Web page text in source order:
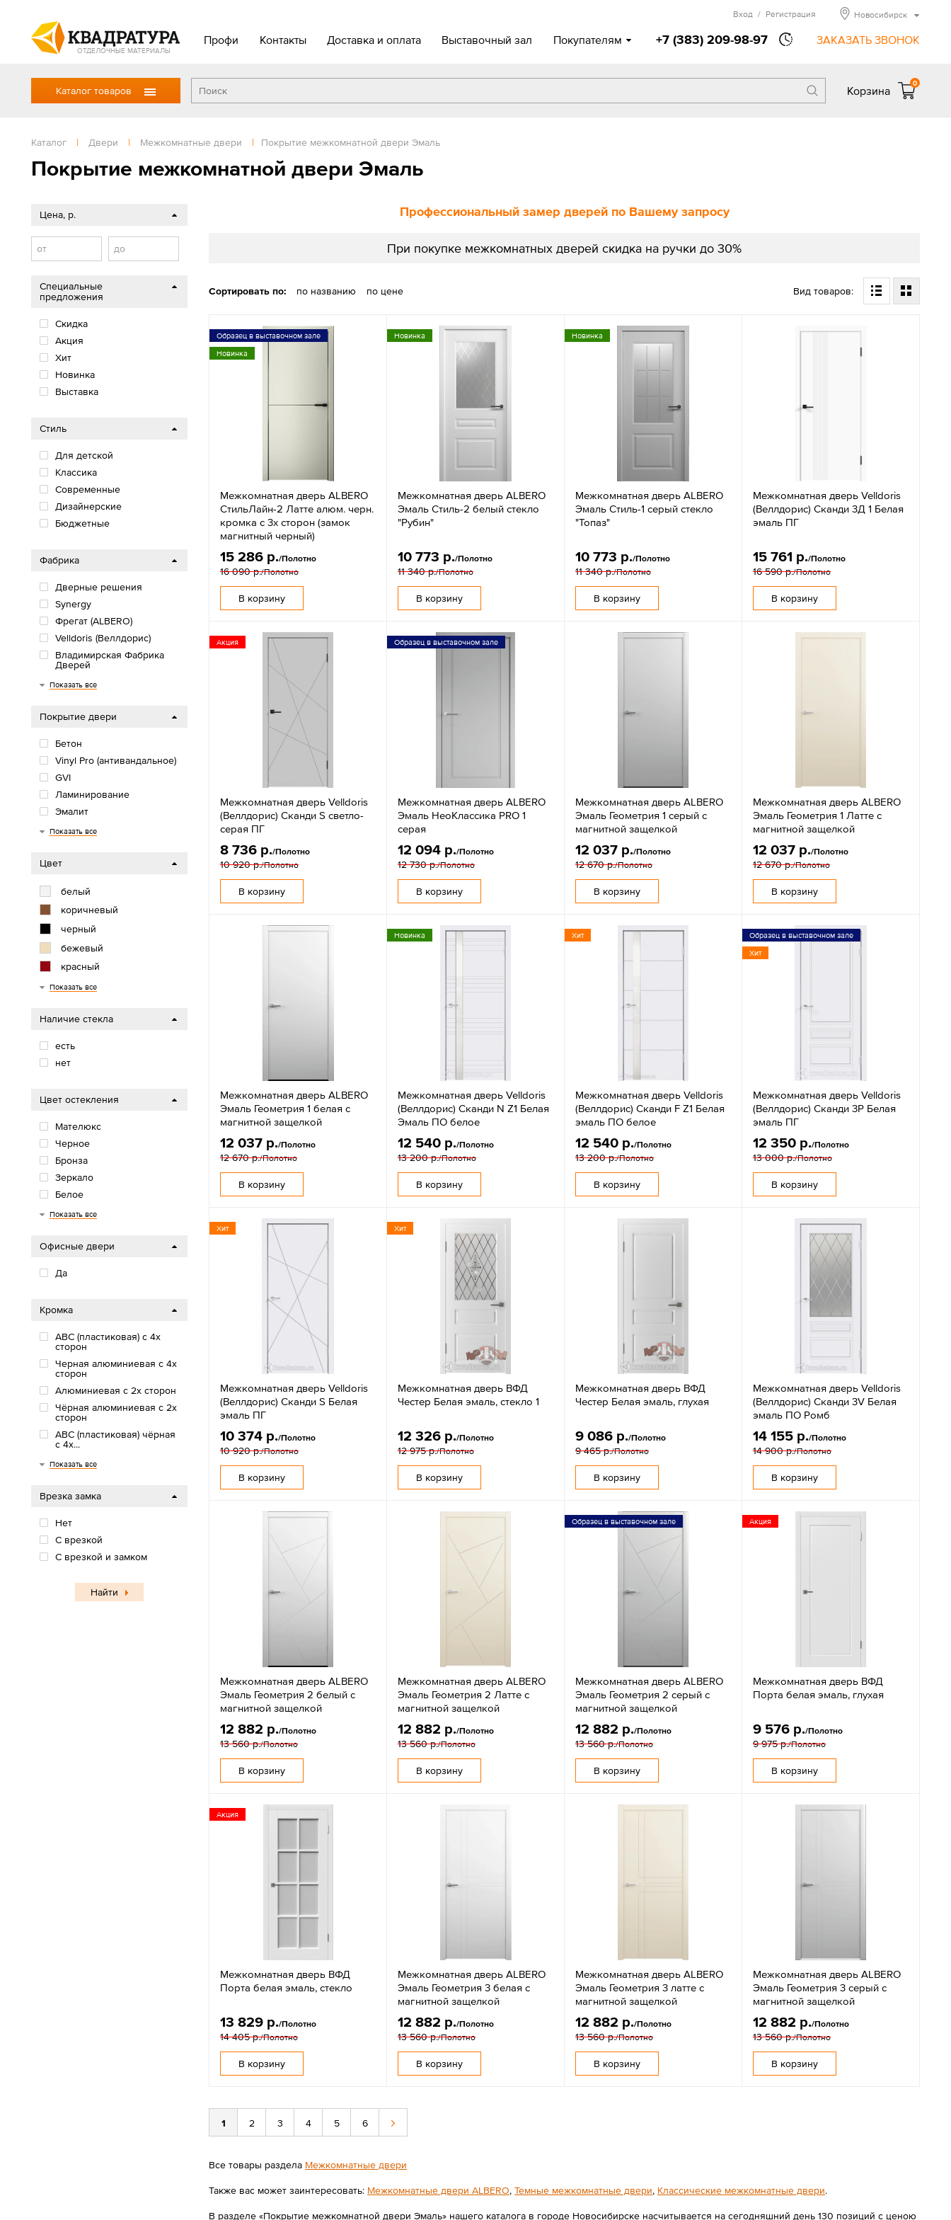
ОТДЕЛОЧНЫЕ МАТЕРИАЛЫ
Профи Контакты Доставка и оплата Выставочный зал Покупателям +7 (383) 209-98-97 ЗАКАЗАТЬ ЗВОНОК
Вход / Регистрация Новосибирск
Каталог товаров Корзина
0
Каталог | Двери | Межкомнатные двери | Покрытие межкомнатной двери Эмаль
Покрытие межкомнатной двери Эмаль
Профессиональный замер дверей по Вашему запросу
При покупке межкомнатных дверей скидка на ручки до 30%
Сортировать по: по названию по цене Вид товаров:
Образец в выставочном зале
Новинка
Межкомнатная дверь ALBERO
СтильЛайн-2 Латте алюм. черн.
кромка с 3х сторон (замок
магнитный черный)
15 286 р./Полотно
16 090 р./Полотно
В корзину
Новинка
Межкомнатная дверь ALBERO
Эмаль Стиль-2 белый стекло
"Рубин"
10 773 р./Полотно
11 340 р./Полотно
В корзину
Новинка
Межкомнатная дверь ALBERO
Эмаль Стиль-1 серый стекло
"Топаз"
10 773 р./Полотно
11 340 р./Полотно
В корзину
Межкомнатная дверь Velldoris
(Веллдорис) Сканди 3Д 1 Белая
эмаль ПГ
15 761 р./Полотно
16 590 р./Полотно
В корзину
Акция
Межкомнатная дверь Velldoris
(Веллдорис) Сканди S светло-
серая ПГ
8 736 р./Полотно
10 920 р./Полотно
В корзину
Образец в выставочном зале
Межкомнатная дверь ALBERO
Эмаль НеоКлассика PRO 1
серая
12 094 р./Полотно
12 730 р./Полотно
В корзину
Межкомнатная дверь ALBERO
Эмаль Геометрия 1 серый с
магнитной защелкой
12 037 р./Полотно
12 670 р./Полотно
В корзину
Межкомнатная дверь ALBERO
Эмаль Геометрия 1 Латте с
магнитной защелкой
12 037 р./Полотно
12 670 р./Полотно
В корзину
Межкомнатная дверь ALBERO
Эмаль Геометрия 1 белая с
магнитной защелкой
12 037 р./Полотно
12 670 р./Полотно
В корзину
Новинка
Межкомнатная дверь Velldoris
(Веллдорис) Сканди N Z1 Белая
Эмаль ПО белое
12 540 р./Полотно
13 200 р./Полотно
В корзину
Хит
Межкомнатная дверь Velldoris
(Веллдорис) Сканди F Z1 Белая
эмаль ПО белое
12 540 р./Полотно
13 200 р./Полотно
В корзину
Образец в выставочном зале
Хит
Межкомнатная дверь Velldoris
(Веллдорис) Сканди 3P Белая
эмаль ПГ
12 350 р./Полотно
13 000 р./Полотно
В корзину
Хит
Межкомнатная дверь Velldoris
(Веллдорис) Сканди S Белая
эмаль ПГ
10 374 р./Полотно
10 920 р./Полотно
В корзину
Хит
Межкомнатная дверь ВФД
Честер Белая эмаль, стекло 1
12 326 р./Полотно
12 975 р./Полотно
В корзину
Межкомнатная дверь ВФД
Честер Белая эмаль, глухая
9 086 р./Полотно
9 465 р./Полотно
В корзину
Межкомнатная дверь Velldoris
(Веллдорис) Сканди 3V Белая
эмаль ПО Ромб
14 155 р./Полотно
14 900 р./Полотно
В корзину
Межкомнатная дверь ALBERO
Эмаль Геометрия 2 белый с
магнитной защелкой
12 882 р./Полотно
13 560 р./Полотно
В корзину
Межкомнатная дверь ALBERO
Эмаль Геометрия 2 Латте с
магнитной защелкой
12 882 р./Полотно
13 560 р./Полотно
В корзину
Образец в выставочном зале
Межкомнатная дверь ALBERO
Эмаль Геометрия 2 серый с
магнитной защелкой
12 882 р./Полотно
13 560 р./Полотно
В корзину
Акция
Межкомнатная дверь ВФД
Порта белая эмаль, глухая
9 576 р./Полотно
9 975 р./Полотно
В корзину
Акция
Межкомнатная дверь ВФД
Порта белая эмаль, стекло
13 829 р./Полотно
14 405 р./Полотно
В корзину
Межкомнатная дверь ALBERO
Эмаль Геометрия 3 белая с
магнитной защелкой
12 882 р./Полотно
13 560 р./Полотно
В корзину
Межкомнатная дверь ALBERO
Эмаль Геометрия 3 латте с
магнитной защелкой
12 882 р./Полотно
13 560 р./Полотно
В корзину
Межкомнатная дверь ALBERO
Эмаль Геометрия 3 серый с
магнитной защелкой
12 882 р./Полотно
13 560 р./Полотно
В корзину
1 2 3 4 5 6
Все товары раздела Межкомнатные двери
Также вас может заинтересовать: Межкомнатные двери ALBERO,Темные межкомнатные двери, Классические межкомнатные двери.
В разделе «Покрытие межкомнатной двери Эмаль» нашего каталога в городе Новосибирске насчитывается на сегодняшний день 130 позиций с ценою
Цена, р.
от до
Специальные
предложения
Скидка
Акция
Хит
Новинка
Выставка
Стиль
Для детской
Классика
Современные
Дизайнерские
Бюджетные
Фабрика
Дверные решения
Synergy
Фрегат (ALBERO)
Velldoris (Веллдорис)
Владимирская Фабрика
Дверей
Green Line
ДвериХолл
Сибирь Профиль
Показать все
Покрытие двери
Бетон
Vinyl Pro (антивандальное)
GVI
Ламинирование
Эмалит
Soft
Soft Touch
Emalux
Экостайл
Экошпон
Vinyl
EcoTex
3D пленка
Белая эмаль
Микрофлекс
Эмаль
ПВХ
CLP
Показать все
Цвет
белый
коричневый
черный
бежевый
красный
золотой
серый
Графит
Крафт
венге
Показать все
Наличие стекла
есть
нет
Цвет остекления
Мателюкс
Черное
Бронза
Зеркало
Белое
Серое
матовое
Показать все
Офисные двери
Да
Кромка
АВС (пластиковая) с 4х
сторон
Черная алюминиевая с 4х
сторон
Алюминиевая с 2х сторон
Чёрная алюминиевая с 2х
сторон
АВС (пластиковая) чёрная
с 4х...
АВС (пластиковая) с 2х
сторон
Чёрная алюминиевая с 3х
сторон
АВС (пластиковая) белая с
4х сторон
АВС (пластиковая) серая с
4х сторон
АВС (платиковая) черная с
3х сторон
АВС (платиковая) сэнд с
3х сторон
АВС (пластиковая) в цвет...
Шампань алюминиевая с
4х сторон
Показать все
Врезка замка
Нет
С врезкой
С врезкой и замком
Найти